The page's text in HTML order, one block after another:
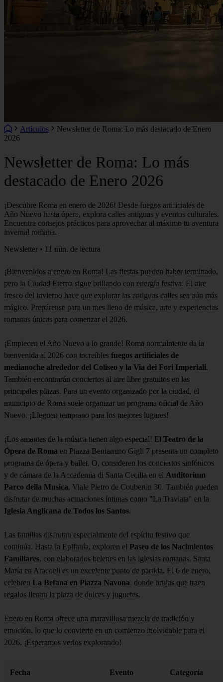
Artículos
Newsletter de Roma: Lo más destacado de Enero
2026
Newsletter de Roma: Lo más
destacado de Enero 2026
¡Descubre Roma en enero de 2026! Desde fuegos artificiales de
Año Nuevo hasta ópera, explora calles antiguas y eventos culturales.
Encuentra consejos prácticos para aprovechar al máximo tu aventura
invernal romana.
Newsletter • 11 min. de lectura
¡Bienvenidos a enero en Roma! Las fiestas pueden haber terminado,
pero la Ciudad Eterna sigue brillando con energía festiva. El aire
fresco del invierno hace que explorar las antiguas calles sea aún más
mágico. Prepárense para un mes lleno de música, arte y experiencias
romanas únicas para comenzar el 2026.
¡Empiecen el Año Nuevo a lo grande! Roma normalmente da la
bienvenida al 2026 con increíbles fuegos artificiales de
medianoche alrededor del Coliseo y la Via dei Fori Imperiali.
También encontrarán conciertos al aire libre gratuitos en las
principales plazas. Para un evento organizado por la ciudad, el
municipio de Roma suele organizar un programa oficial de Año
Nuevo. ¡Lleguen temprano para los mejores lugares!
¡Los amantes de la música tienen algo especial! El Teatro de la
Ópera de Roma en Piazza Beniamino Gigli 7 presenta un completo
programa de ópera y ballet. O, consideren los conciertos sinfónicos
y de cámara de la Accademia di Santa Cecilia en el Auditorium
Parco della Musica, Viale Pietro de Coubertin 30. También pueden
disfrutar de muchas actuaciones íntimas como "La Traviata" en la
Iglesia Anglicana de Todos los Santos.
Las familias disfrutan especialmente del espíritu festivo que
continúa. Hasta la Epifanía, exploren el Paseo de los Nacimientos
Familiares, con elaborados belenes en las iglesias romanas. Santa
María en Aracoeli es un excelente punto de partida. El 6 de enero,
celebren La Befana en Piazza Navona, donde brujas que traen
regalos llenan la plaza de dulces y juguetes.
Enero en Roma ofrece una maravillosa mezcla de tradición y
emoción, lo que lo convierte en un comienzo inolvidable para el
2026. ¡Esperamos verlos explorando!
Fecha Evento Categoría